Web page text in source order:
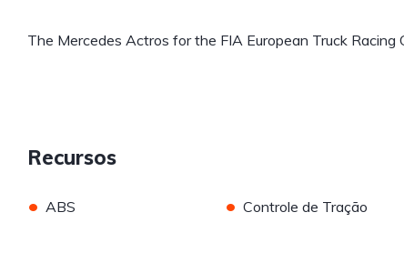
The Mercedes Actros for the FIA European Truck Racing
Recursos
• ABS • Controle de Tração